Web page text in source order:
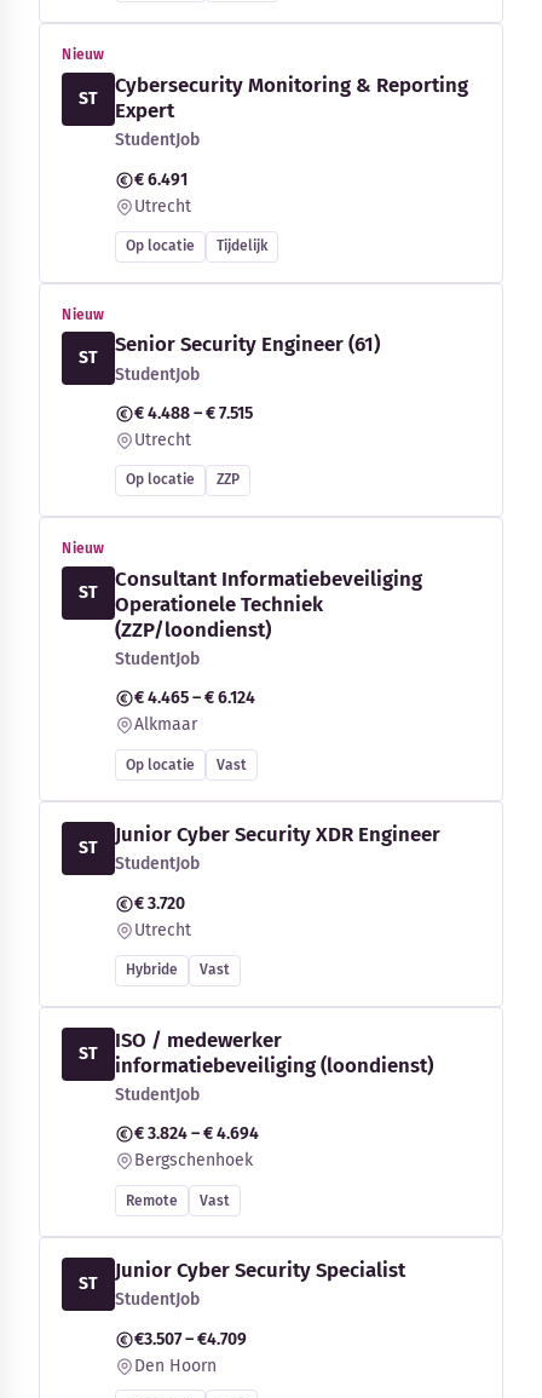
Nieuw
ST
Cybersecurity Monitoring & Reporting
Expert
StudentJob
€ 6.491
Utrecht
Op locatie Tijdelijk
Nieuw
ST
Senior Security Engineer (61)
StudentJob
€ 4.488 – € 7.515
Utrecht
Op locatie ZZP
Nieuw
ST
Consultant Informatiebeveiliging
Operationele Techniek
(ZZP/loondienst)
StudentJob
€ 4.465 – € 6.124
Alkmaar
Op locatie Vast
ST
Junior Cyber Security XDR Engineer
StudentJob
€ 3.720
Utrecht
Hybride Vast
ST
ISO / medewerker
informatiebeveiliging (loondienst)
StudentJob
€ 3.824 – € 4.694
Bergschenhoek
Remote Vast
ST
Junior Cyber Security Specialist
StudentJob
€3.507 – €4.709
Den Hoorn